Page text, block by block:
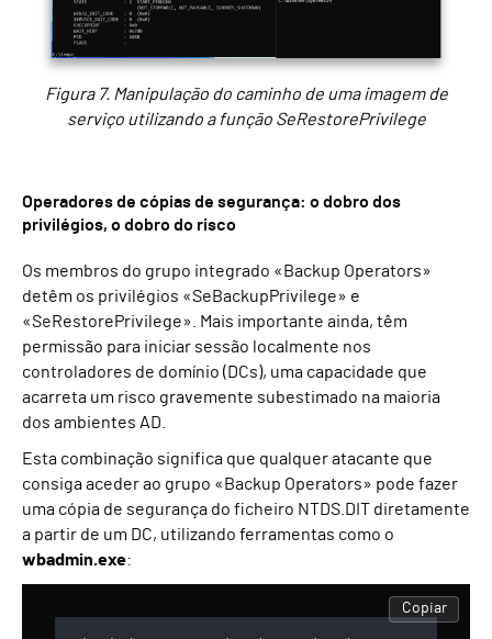
Figura 7. Manipulação do caminho de uma imagem de
serviço utilizando a função SeRestorePrivilege
Operadores de cópias de segurança: o dobro dos
privilégios, o dobro do risco
Os membros do grupo integrado «Backup Operators»
detêm os privilégios «SeBackupPrivilege» e
«SeRestorePrivilege». Mais importante ainda, têm
permissão para iniciar sessão localmente nos
controladores de domínio (DCs), uma capacidade que
acarreta um risco gravemente subestimado na maioria
dos ambientes AD.
Esta combinação significa que qualquer atacante que
consiga aceder ao grupo «Backup Operators» pode fazer
uma cópia de segurança do ficheiro NTDS.DIT diretamente
a partir de um DC, utilizando ferramentas como o
wbadmin.exe:
Copiar